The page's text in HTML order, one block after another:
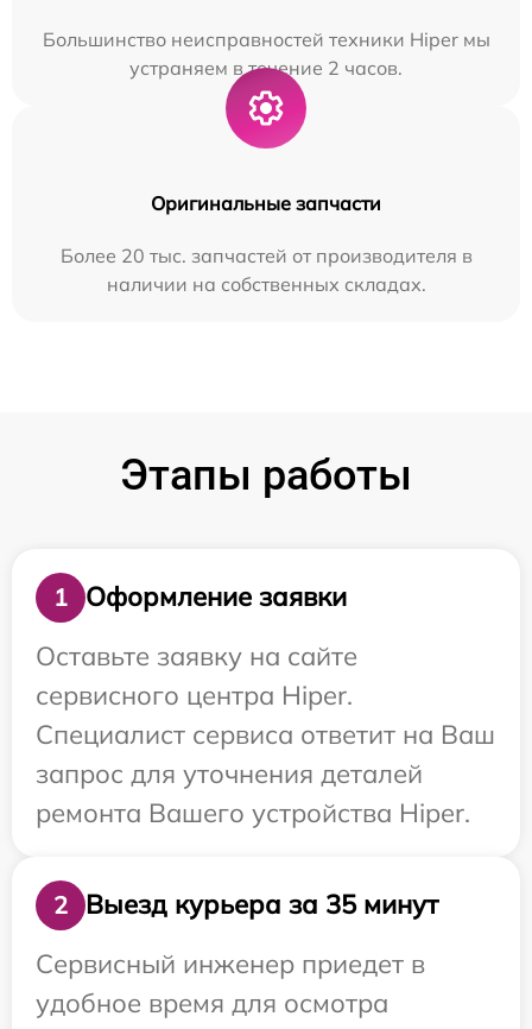
Большинство неисправностей техники Hiper мы
устраняем в течение 2 часов.
Оригинальные запчасти
Более 20 тыс. запчастей от производителя в
наличии на собственных складах.
Этапы работы
1
Оформление заявки
Оставьте заявку на сайте
сервисного центра Hiper.
Специалист сервиса ответит на Ваш
запрос для уточнения деталей
ремонта Вашего устройства Hiper.
2
Выезд курьера за 35 минут
Сервисный инженер приедет в
удобное время для осмотра